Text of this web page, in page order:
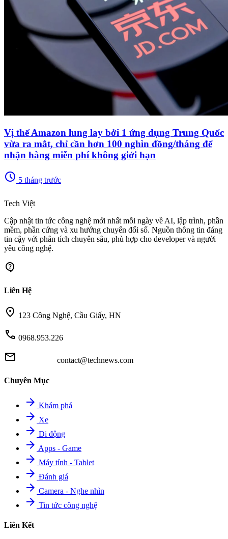
Vị thế Amazon lung lay bởi 1 ứng dụng Trung Quốc
vừa ra mắt, chỉ cần hơn 100 nghìn đồng/tháng để
nhận hàng miễn phí không giới hạn
schedule 5 tháng trước
Tech Việt
Cập nhật tin tức công nghệ mới nhất mỗi ngày về AI, lập trình, phần
mềm, phần cứng và xu hướng chuyển đổi số. Nguồn thông tin đáng
tin cậy với phân tích chuyên sâu, phù hợp cho developer và người
yêu công nghệ.
contact_support
Liên Hệ
location_on 123 Công Nghệ, Cầu Giấy, HN
call 0968.953.226
mail contact@technews.com
Chuyên Mục
arrow_forward Khám phá
arrow_forward Xe
arrow_forward Di động
arrow_forward Apps - Game
arrow_forward Máy tính - Tablet
arrow_forward Đánh giá
arrow_forward Camera - Nghe nhìn
arrow_forward Tin tức công nghệ
Liên Kết